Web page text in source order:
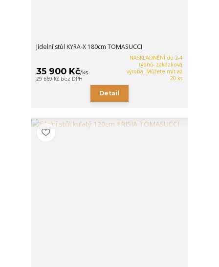
Jídelní stůl KYRA-X 180cm TOMASUCCI
35 900 Kč/ks
29 669 Kč bez DPH
NASKLADNĚNÍ do 2-4
týdnů- zakázková
výroba. Můžete mít až
20 ks
Detail